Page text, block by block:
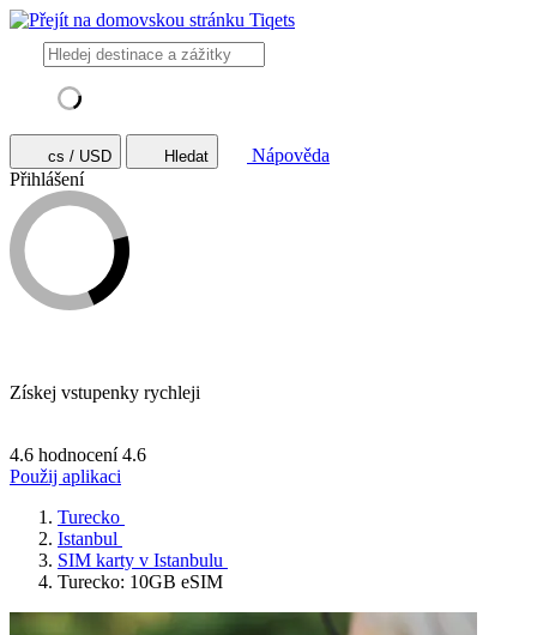
cs / USD Hledat
Nápověda
Přihlášení
Získej vstupenky rychleji
4.6 hodnocení 4.6
Použij aplikaci
Turecko
Istanbul
SIM karty v Istanbulu
Turecko: 10GB eSIM